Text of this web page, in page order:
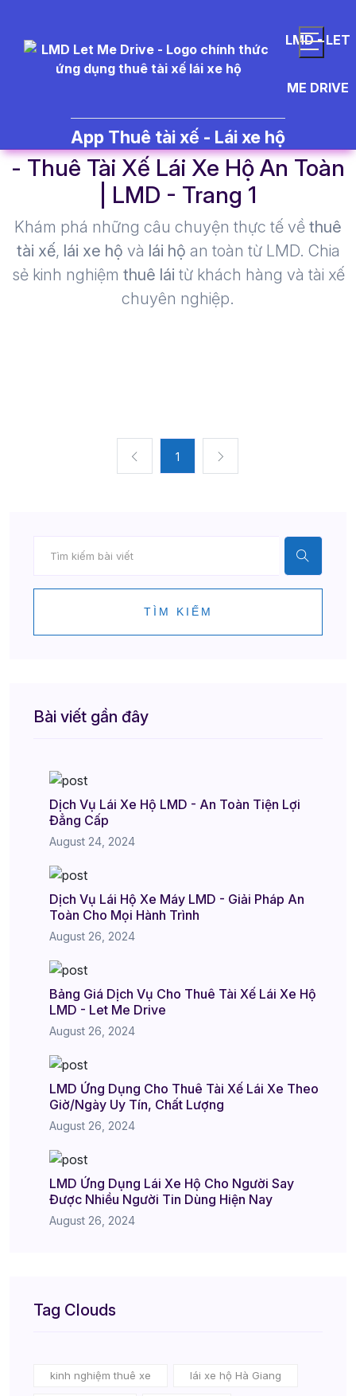
LMD - LET
ME DRIVE
App Thuê tài xế - Lái xe hộ
- Thuê Tài Xế Lái Xe Hộ An Toàn
| LMD - Trang 1​
Khám phá những câu chuyện thực tế về thuê
tài xế, lái xe hộ và lái hộ an toàn từ LMD. Chia
sẻ kinh nghiệm thuê lái từ khách hàng và tài xế
chuyên nghiệp.
1
TÌM KIẾM
Bài viết gần đây
Dịch Vụ Lái Xe Hộ LMD - An Toàn Tiện Lợi
Đẳng Cấp
August 24, 2024
Dịch Vụ Lái Hộ Xe Máy LMD - Giải Pháp An
Toàn Cho Mọi Hành Trình
August 26, 2024
Bảng Giá Dịch Vụ Cho Thuê Tài Xế Lái Xe Hộ
LMD - Let Me Drive
August 26, 2024
LMD Ứng Dụng Cho Thuê Tài Xế Lái Xe Theo
Giờ/Ngày Uy Tín, Chất Lượng
August 26, 2024
LMD Ứng Dụng Lái Xe Hộ Cho Người Say
Được Nhiều Người Tin Dùng Hiện Nay
August 26, 2024
Tag Clouds
kinh nghiệm thuê xe lái xe hộ Hà Giang